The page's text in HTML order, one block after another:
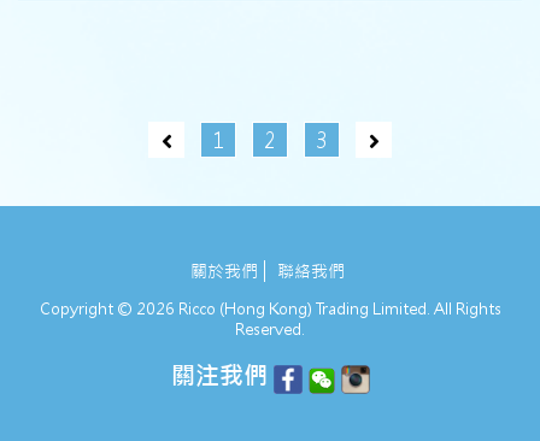
1 2 3
關於我們 聯絡我們
Copyright © 2026 Ricco (Hong Kong) Trading Limited. All Rights
Reserved.
關注我們